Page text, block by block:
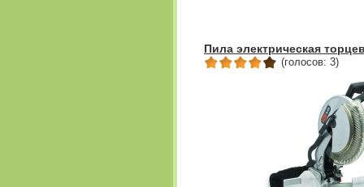
Пила электрическая
(голосов: 3)